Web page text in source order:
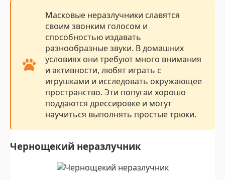
Масковые неразлучники славятся
своим звонким голосом и
способностью издавать
разнообразные звуки. В домашних
условиях они требуют много внимания
и активности, любят играть с
игрушками и исследовать окружающее
пространство. Эти попугаи хорошо
поддаются дрессировке и могут
научиться выполнять простые трюки.
Чернощекий неразлучник